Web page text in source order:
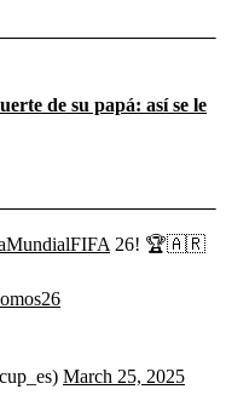
de su papá: así se le
26! 🏆🇦🇷
March 25, 2025